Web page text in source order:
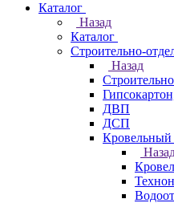
Каталог
Назад
Каталог
Строительно-
Назад
ДВП
ДСП
Кровельный